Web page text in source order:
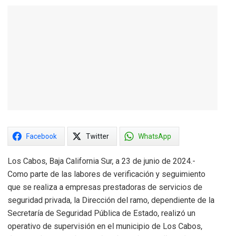
Facebook Twitter WhatsApp
Los Cabos, Baja California Sur, a 23 de junio de 2024.-
Como parte de las labores de verificación y seguimiento
que se realiza a empresas prestadoras de servicios de
seguridad privada, la Dirección del ramo, dependiente de la
Secretaría de Seguridad Pública de Estado, realizó un
operativo de supervisión en el municipio de Los Cabos,